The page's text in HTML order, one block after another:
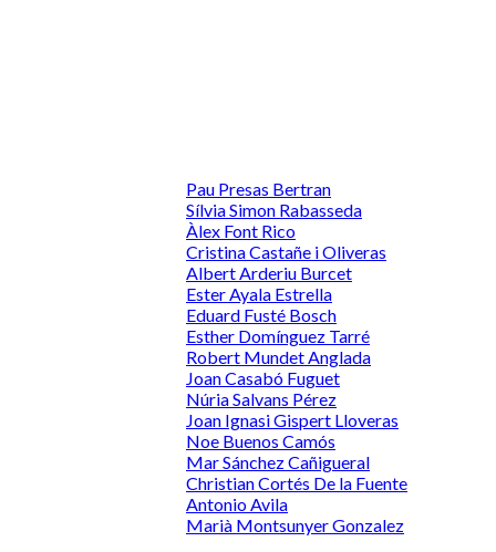
Pau Presas Bertran
Sílvia Simon Rabasseda
Àlex Font Rico
Cristina Castañe i Oliveras
Albert Arderiu Burcet
Ester Ayala Estrella
Eduard Fusté Bosch
Esther Domínguez Tarré
Robert Mundet Anglada
Joan Casabó Fuguet
Núria Salvans Pérez
Joan Ignasi Gispert Lloveras
Noe Buenos Camós
Mar Sánchez Cañigueral
Christian Cortés De la Fuente
Antonio Avila
Marià Montsunyer Gonzalez